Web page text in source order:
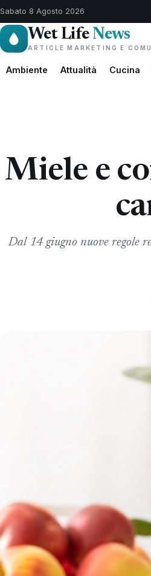
Sabato 8 Agosto 2026
Wet LifeNews
ARTICLE MARKETING E
Ambiente Attualità Cucina
Miele e
Dal 14 giugno nuove regole